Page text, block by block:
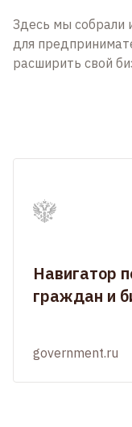
Здесь мы собрали
для
расширить свой
Навигатор
граждан и
government.ru